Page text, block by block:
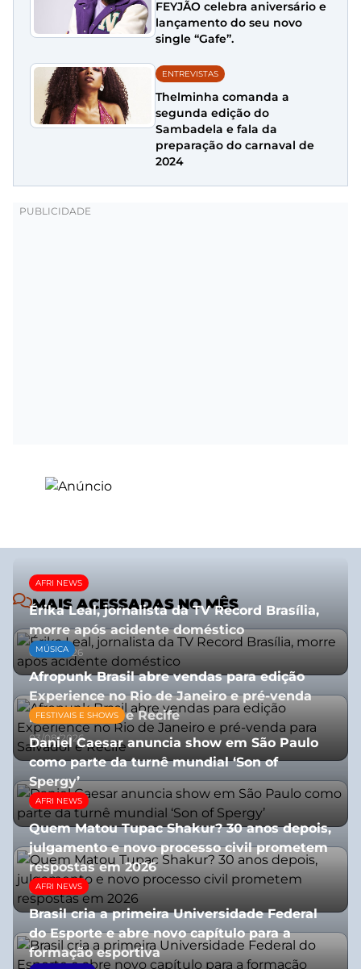
FEYJÃO celebra aniversário e
lançamento do seu novo
single “Gafe”.
ENTREVISTAS
Thelminha comanda a
segunda edição do
Sambadela e fala da
preparação do carnaval de
2024
MAIS ACESSADAS NO MÊS
AFRI NEWS
Érika Leal, jornalista da TV Record Brasília,
morre após acidente doméstico
08/07/2026
MÚSICA
Afropunk Brasil abre vendas para edição
Experience no Rio de Janeiro e pré-venda
para Salvador e Recife
03/08/2026
FESTIVAIS E SHOWS
Daniel Caesar anuncia show em São Paulo
como parte da turnê mundial ‘Son of
Spergy’
05/08/2026
AFRI NEWS
Quem Matou Tupac Shakur? 30 anos depois,
julgamento e novo processo civil prometem
respostas em 2026
05/08/2026
AFRI NEWS
Brasil cria a primeira Universidade Federal
do Esporte e abre novo capítulo para a
formação esportiva